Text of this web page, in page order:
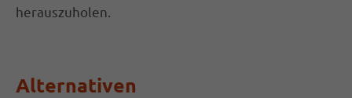
herauszuholen.
Alternativen